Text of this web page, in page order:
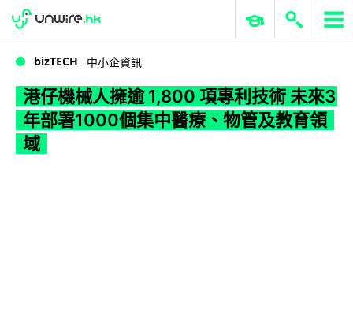
WWDC 2026 ERP 與商業 AI
bizTECH 中小企資訊
港仔機械人擁逾 1,800 項專利技術 未來3
年部署1000個集中醫療、物管及教育領
域